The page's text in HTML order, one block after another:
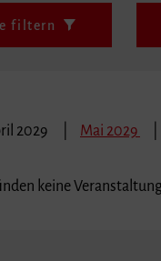
filtern
2029 Mai 2029
keine